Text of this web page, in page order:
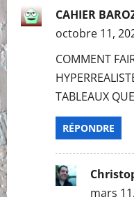
CAHIER
octobre 11,
COMMENT
TABLEAUX
RÉPONDRE
mars